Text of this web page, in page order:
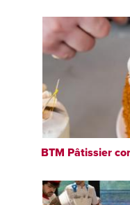
BTM Pâtissier